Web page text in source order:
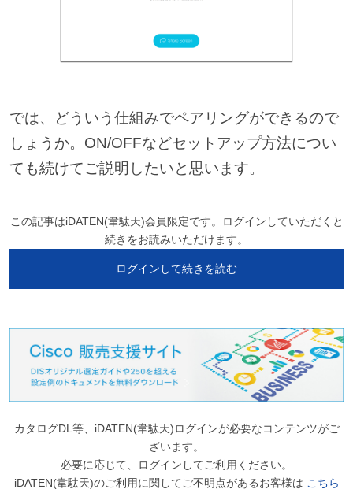
では、どういう仕組みでペアリングができるので
しょうか。ON/OFFなどセットアップ方法につい
ても続けてご説明したいと思います。
この記事はiDATEN(韋駄天)会員限定です。ログインしていただくと
続きをお読みいただけます。
ログインして続きを読む
カタログDL等、iDATEN(韋駄天)ログインが必要なコンテンツがご
ざいます。
必要に応じて、ログインしてご利用ください。
iDATEN(韋駄天)のご利用に関してご不明点があるお客様は こちら